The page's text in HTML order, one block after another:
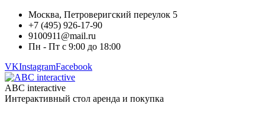
Москва, Петроверигский переулок 5
+7 (495) 926-17-90
9100911@mail.ru
Пн - Пт с 9:00 до 18:00
VKInstagramFacebook
ABC interactive
Интерактивный стол аренда и покупка